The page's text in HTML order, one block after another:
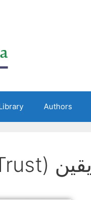
Authors
(Farsi – Trust) یقین